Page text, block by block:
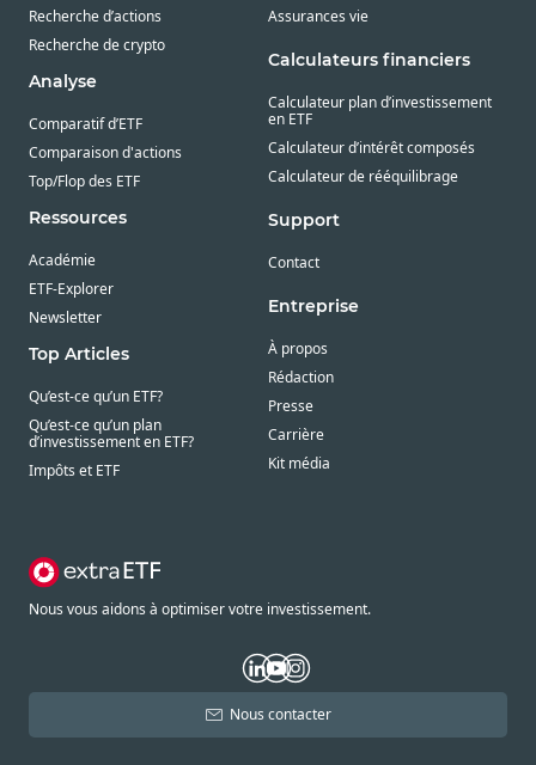
Recherche d’actions
Recherche de crypto
Analyse
Comparatif d’ETF
Comparaison d'actions
Top/Flop des ETF
Ressources
Académie
ETF-Explorer
Newsletter
Top Articles
Qu’est-ce qu’un ETF?
Qu’est-ce qu’un plan
d’investissement en ETF?
Impôts et ETF
Assurances vie
Calculateurs financiers
Calculateur plan d’investissement
en ETF
Calculateur d’intérêt composés
Calculateur de rééquilibrage
Support
Contact
Entreprise
À propos
Rédaction
Presse
Carrière
Kit média
Nous vous aidons à optimiser votre investissement.
Nous contacter